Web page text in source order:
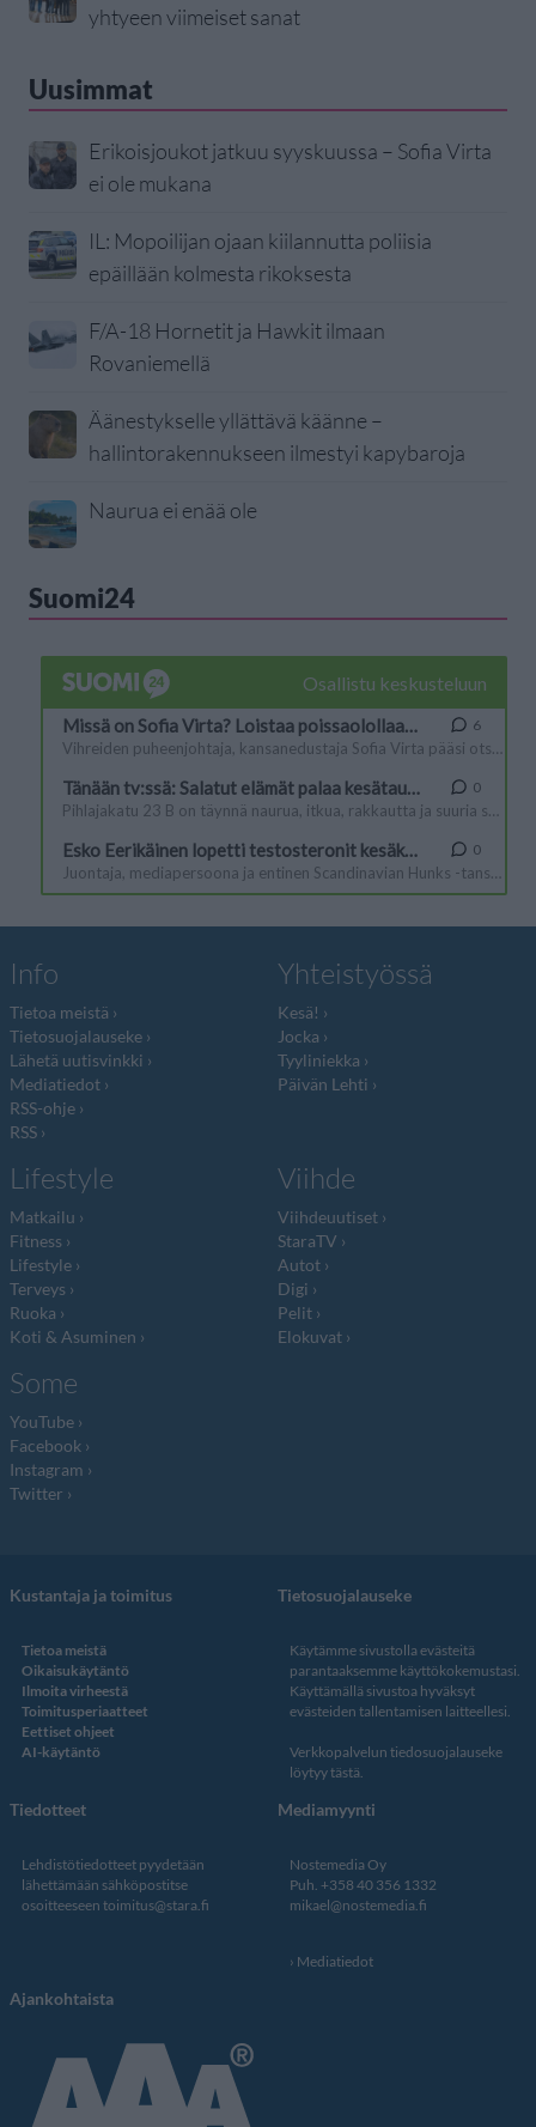
yhtyeen viimeiset sanat
Uusimmat
Erikoisjoukot jatkuu syyskuussa – Sofia Virta
ei ole mukana
IL: Mopoilijan ojaan kiilannutta poliisia
epäillään kolmesta rikoksesta
F/A-18 Hornetit ja Hawkit ilmaan
Rovaniemellä
Äänestykselle yllättävä käänne –
hallintorakennukseen ilmestyi kapybaroja
Naurua ei enää ole
Suomi24
Info
Tietoa meistä
Tietosuojalauseke
Lähetä uutisvinkki
Mediatiedot
RSS-ohje
RSS
Yhteistyössä
Kesä!
Jocka
Tyyliniekka
Päivän Lehti
Lifestyle
Matkailu
Fitness
Lifestyle
Terveys
Ruoka
Koti & Asuminen
Viihde
Viihdeuutiset
StaraTV
Autot
Digi
Pelit
Elokuvat
Some
YouTube
Facebook
Instagram
Twitter
Kustantaja ja toimitus
Tietoa meistä
Oikaisukäytäntö
Ilmoita virheestä
Toimitusperiaatteet
Eettiset ohjeet
AI-käytäntö
Tietosuojalauseke
Käytämme sivustolla evästeitä
parantaaksemme käyttökokemustasi.
Käyttämällä sivustoa hyväksyt
evästeiden tallentamisen laitteellesi.
Verkkopalvelun tiedosuojalauseke
löytyy tästä.
Tiedotteet
Lehdistötiedotteet pyydetään
lähettämään sähköpostitse
osoitteeseen toimitus@stara.fi
Mediamyynti
Nostemedia Oy
Puh. +358 40 356 1332
mikael@nostemedia.fi
Mediatiedot
Ajankohtaista